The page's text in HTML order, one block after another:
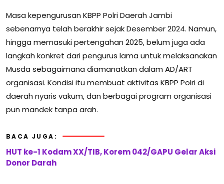
Masa kepengurusan KBPP Polri Daerah Jambi
sebenarnya telah berakhir sejak Desember 2024. Namun,
hingga memasuki pertengahan 2025, belum juga ada
langkah konkret dari pengurus lama untuk melaksanakan
Musda sebagaimana diamanatkan dalam AD/ART
organisasi. Kondisi itu membuat aktivitas KBPP Polri di
daerah nyaris vakum, dan berbagai program organisasi
pun mandek tanpa arah.
BACA JUGA:
HUT ke-1 Kodam XX/TIB, Korem 042/GAPU Gelar Aksi
Donor Darah